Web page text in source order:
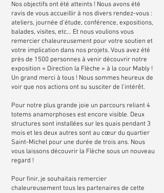
Nos objectifs ont été atteints ! Nous avons été
ravis de vous accueillir à nos divers rendez-vous :
ateliers, journée d’étude, conférence, expositions,
balades, visites, etc… Et nous voulions vous
remercier chaleureusement pour votre soutien et
votre implication dans nos projets. Vous avez été
près de 1500 personnes à venir découvrir notre
exposition « Direction la Flèche » à la cour Mably !
Un grand merci à tous ! Nous sommes heureux de
voir que nos actions ont su susciter de l’intérêt.
Pour notre plus grande joie un parcours reliant 4
totems anamorphoses est encore visible. Deux
structures sont installées sur les quais pendant 3
mois et les deux autres sont au cœur du quartier
Saint-Michel pour une durée de trois ans. Nous
vous laissons découvrir la Flèche sous un nouveau
regard !
Pour finir, je souhaitais remercier
chaleureusement tous les partenaires de cette